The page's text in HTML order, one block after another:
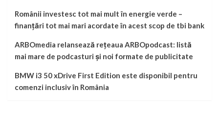
Românii investesc tot mai mult în energie verde –
finanțări tot mai mari acordate în acest scop de tbi bank
ARBOmedia relansează rețeaua ARBOpodcast: listă
mai mare de podcasturi și noi formate de publicitate
BMW i3 50 xDrive First Edition este disponibil pentru
comenzi inclusiv în România